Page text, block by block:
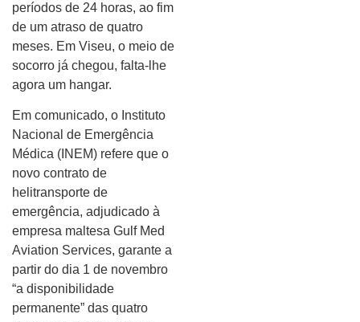
períodos de 24 horas, ao fim
de um atraso de quatro
meses. Em Viseu, o meio de
socorro já chegou, falta-lhe
agora um hangar.
Em comunicado, o Instituto
Nacional de Emergência
Médica (INEM) refere que o
novo contrato de
helitransporte de
emergência, adjudicado à
empresa maltesa Gulf Med
Aviation Services, garante a
partir do dia 1 de novembro
“a disponibilidade
permanente” das quatro